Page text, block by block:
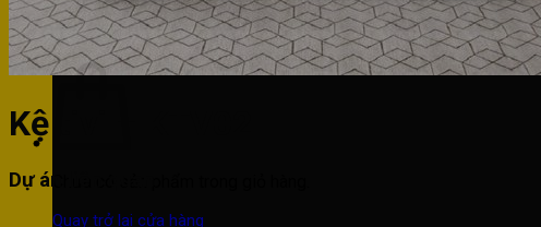
Tìm kiếm:
Quay trở lại cửa hàng
Kệ tivi – KTV02
Dự án liên quan